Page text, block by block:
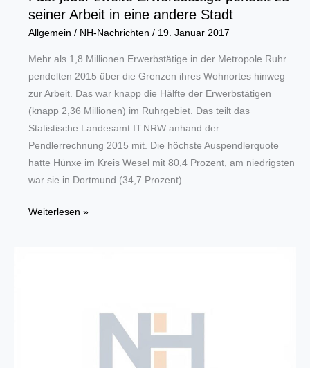
seiner Arbeit in eine andere Stadt
Allgemein / NH-Nachrichten / 19. Januar 2017
Mehr als 1,8 Millionen Erwerbstätige in der Metropole Ruhr
pendelten 2015 über die Grenzen ihres Wohnortes hinweg
zur Arbeit. Das war knapp die Hälfte der Erwerbstätigen
(knapp 2,36 Millionen) im Ruhrgebiet. Das teilt das
Statistische Landesamt IT.NRW anhand der
Pendlerrechnung 2015 mit. Die höchste Auspendlerquote
hatte Hünxe im Kreis Wesel mit 80,4 Prozent, am niedrigsten
war sie in Dortmund (34,7 Prozent).
Fast
Weiterlesen »